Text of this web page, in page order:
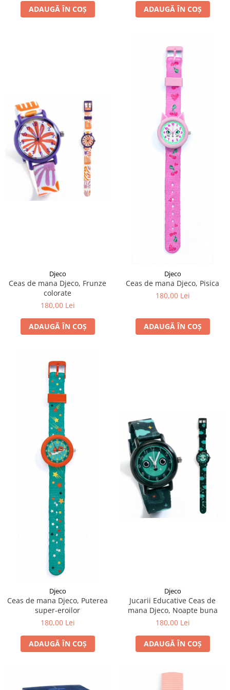
LEGO ArtADAUGĂ ÎN COȘ ADAUGĂ ÎN COȘ
Djeco
Ceas de mana Djeco, Frunze
colorate
180,00 Lei
ADAUGĂ ÎN COȘ
Djeco
Ceas de mana Djeco, Pisica
180,00 Lei
ADAUGĂ ÎN COȘ
Djeco
Ceas de mana Djeco, Puterea
super-eroilor
180,00 Lei
ADAUGĂ ÎN COȘ
Djeco
Jucarii Educative Ceas de
mana Djeco, Noapte buna
180,00 Lei
ADAUGĂ ÎN COȘ